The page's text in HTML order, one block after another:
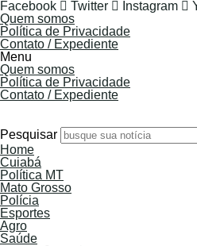
Facebook Twitter Instagram
Quem somos
Política de Privacidade
Contato / Expediente
Menu
Quem somos
Política de Privacidade
Contato / Expediente
Pesquisar
Home
Cuiabá
Política MT
Mato Grosso
Polícia
Esportes
Agro
Saúde